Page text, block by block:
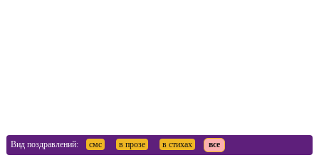
Вид поздравлений: смс в прозе в стихах все